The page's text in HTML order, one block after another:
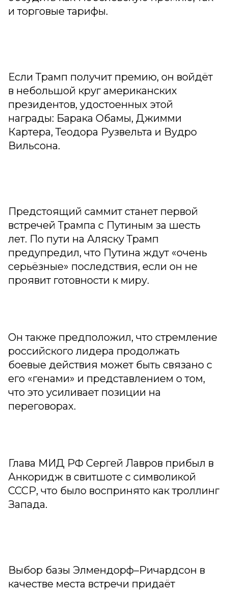
и торговые тарифы.
Если Трамп получит премию, он войдёт
в небольшой круг американских
президентов, удостоенных этой
награды: Барака Обамы, Джимми
Картера, Теодора Рузвельта и Вудро
Вильсона.
Предстоящий саммит станет первой
встречей Трампа с Путиным за шесть
лет. По пути на Аляску Трамп
предупредил, что Путина ждут «очень
серьёзные» последствия, если он не
проявит готовности к миру.
Он также предположил, что стремление
российского лидера продолжать
боевые действия может быть связано с
его «генами» и представлением о том,
что это усиливает позиции на
переговорах.
Глава МИД РФ Сергей Лавров прибыл в
Анкоридж в свитшоте с символикой
СССР, что было воспринято как троллинг
Запада.
Выбор базы Элмендорф–Ричардсон в
качестве места встречи придаёт